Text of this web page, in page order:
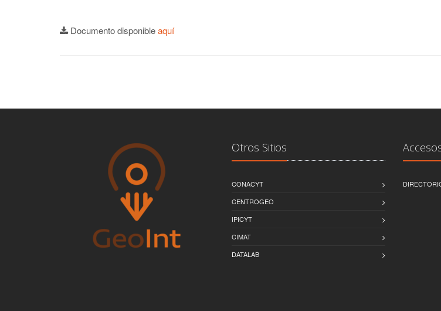
Documento disponibleaquí
Otros Sitios
CONACYT
CENTROGEO
IPICYT
CIMAT
DATALAB